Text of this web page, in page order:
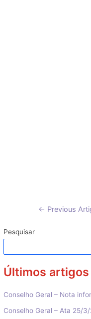
Navegação
artigos
← Previous
Pesquisar
Últimos artigos
Conselho Geral – Nota
Conselho Geral – Ata 25/